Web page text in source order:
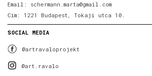
Email: schermann.marta@gmail.com
Cím: 1221 Budapest, Tokaji utca 10.
SOCIAL MEDIA
@artravaloprojekt
@art.ravalo